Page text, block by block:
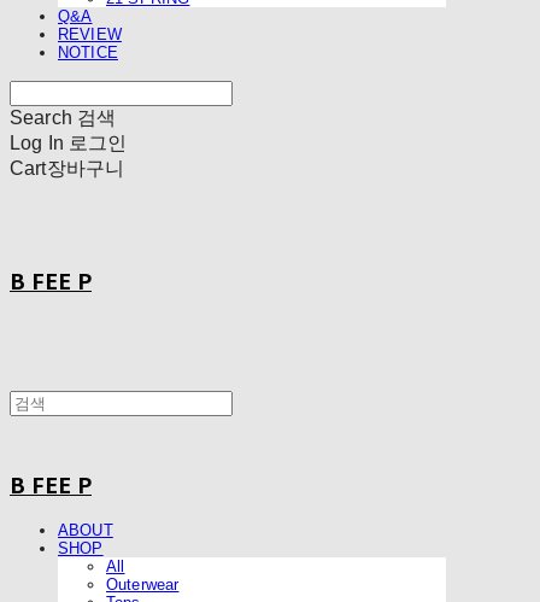
Q&A
REVIEW
NOTICE
Search 검색
Log In 로그인
Cart장바구니
B FEE P
B FEE P
ABOUT
SHOP
All
Outerwear